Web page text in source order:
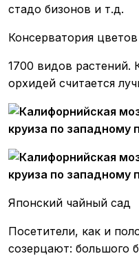
стадо бизонов и т.д.
Консерватория цветов
1700 видов растений.
орхидей считается
Японский чайный сад
Посетители, как и
созерцают: большого